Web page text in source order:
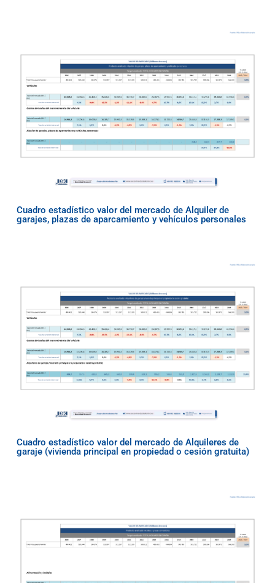
Cuadro estadístico valor del mercado de Alquiler de
garajes, plazas de aparcamiento y vehículos personales
Cuadro estadístico valor del mercado de Alquileres de
garaje (vivienda principal en propiedad o cesión gratuita)